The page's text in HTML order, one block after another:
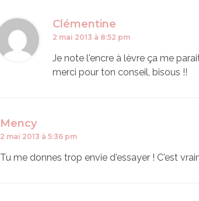
Clémentine
2 mai 2013 à 8:52 pm
Je note l'encre à lèvre ça me
merci pour ton conseil, bisous !!
Mency
2 mai 2013 à 5:36 pm
Tu me donnes trop envie d'essayer ! C'est